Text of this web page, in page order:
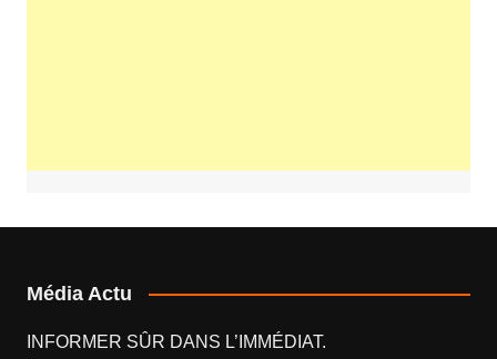
Média Actu
INFORMER SÛR DANS L’IMMÉDIAT.